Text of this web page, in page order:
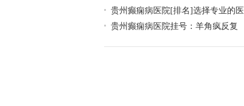
贵州癫痫病医院[排名]选择专业的医
贵州癫痫病医院挂号：羊角疯反复